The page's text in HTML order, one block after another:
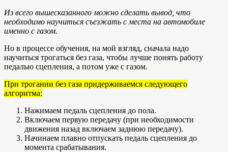
Из всего вышесказанного можно сделать вывод, что
необходимо научиться съезжать с места на автомобиле
именно с газом.
Но в процессе обучения, на мой взгляд, сначала надо
научиться трогаться без газа, чтобы лучше понять работу
педалью сцепления, а потом уже с газом.
При трогании без газа придерживаемся следующего
алгоритма:
Нажимаем педаль сцепления до пола.
Включаем первую передачу (при необходимости
движения назад включаем заднюю передачу).
Начинаем плавно отпускать педаль сцепления до
момента срабатывания.